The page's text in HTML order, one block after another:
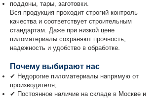
поддоны, тары, заготовки.
Вся продукция проходит строгий контроль
качества и соответствует строительным
стандартам. Даже при низкой цене
пиломатериалы сохраняют прочность,
надежность и удобство в обработке.
Почему выбирают нас
✔ Недорогие пиломатериалы напрямую от
производителя;
✔ Постоянное наличие на складе в Москве и